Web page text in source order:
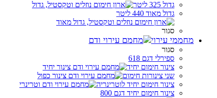
גדול 325 ליטר
גדול מאוד 440 ליטר
סגור
מחממי עירוי
סגור
ספירלי דגם 618
צינור חימום יחיד
שני צינורות חימום
צינור חימום יחיד לוטרינריה
צינור חימום יחיד דגם 800